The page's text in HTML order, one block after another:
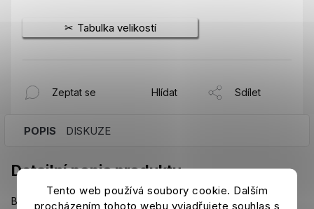
Tento web používá soubory cookie. Dalším
procházením tohoto webu vyjadřujete souhlas s
Tabulka velikostí
Zeptat se Hlídat Sdílet
POPIS DISKUZE
Detailní popis produktu
Bude doplněno